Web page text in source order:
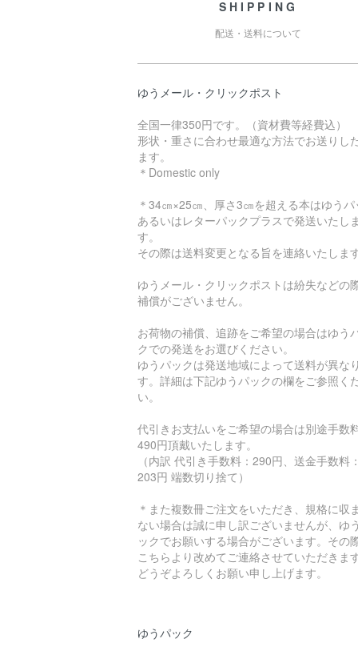
SHIPPING
配送・送料について
ゆうメール・クリックポスト
全国一律350円です。（資材費等経費込）
形状・重さに合わせ最適な方法でお送りし
ます。
＊Domestic only
＊34㎝×25㎝、厚さ3㎝を超える本はゆうパ
あるいはレターパックプラスで発送いたしま
す。
その際は送料変更となる旨を連絡いたします
ゆうメール・クリックポストは紛失などの
補償がございません。
お荷物の補償、追跡をご希望の場合はゆう
クでの発送をお選びください。
ゆうパックは発送地域によって送料が異な
す。詳細は下記ゆうパックの欄をご参照く
い。
代引きお支払いをご希望の場合は別途手数
490円頂戴いたします。
（内訳 代引き手数料：290円、送金手数料：
203円 端数切り捨て）
＊また複数冊ご注文をいただき、規格に収
ない場合は誠に申し訳ございませんが、ゆ
ックでお願いする場合がございます。その
こちらより改めてご連絡させていただきます
どうぞよろしくお願い申し上げます。
ゆうパック